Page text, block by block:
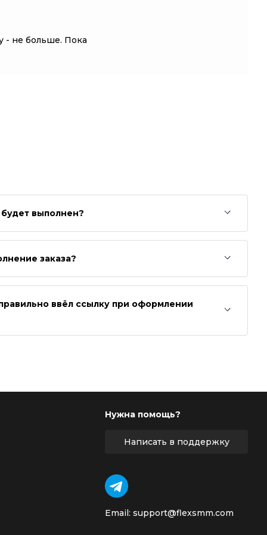
- не больше. Пока
выполнен?
заказа?
ввёл ссылку при оформлении
Нужна помощь?
Написать в поддержку
Email: support@flexsmm.com